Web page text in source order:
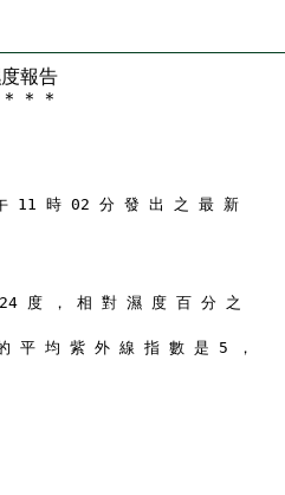
報告
＊ ＊ ＊
11 時 02 分 發 出 之 最 新
度 ， 相 對 濕 度 百 分 之
平 均 紫 外 線 指 數 是 5 ，